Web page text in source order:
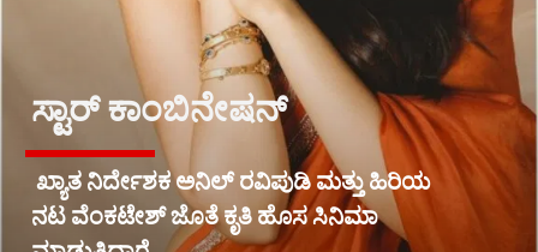
ಸ್ಟಾರ್ ಕಾಂಬಿನೇಷನ್
ಖ್ಯಾತ ನಿರ್ದೇಶಕ ಅನಿಲ್ ರವಿಪುಡಿ ಮತ್ತು ಹಿರಿಯ
ನಟ ವೆಂಕಟೇಶ್ ಜೊತೆ ಕೃತಿ ಹೊಸ ಸಿನಿಮಾ